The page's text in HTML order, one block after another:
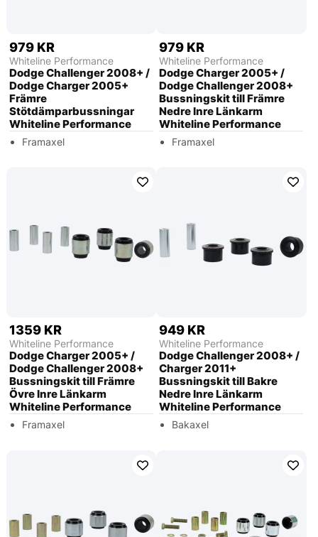
979 KR
Whiteline Performance
Dodge Challenger 2008+ /
Dodge Charger 2005+
Främre
Stötdämparbussningar
Whiteline Performance
Framaxel
979 KR
Whiteline Performance
Dodge Charger 2005+ /
Dodge Challenger 2008+
Bussningskit till Främre
Nedre Inre Länkarm
Whiteline Performance
Framaxel
1359 KR
Whiteline Performance
Dodge Charger 2005+ /
Dodge Challenger 2008+
Bussningskit till Främre
Övre Inre Länkarm
Whiteline Performance
Framaxel
949 KR
Whiteline Performance
Dodge Challenger 2008+ /
Charger 2011+
Bussningskit till Bakre
Nedre Inre Länkarm
Whiteline Performance
Bakaxel